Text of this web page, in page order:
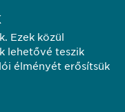
Ezek közül
lehetővé teszik
élményét erősítsük